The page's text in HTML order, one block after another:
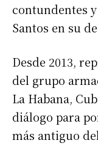
contundentes
Santos en su
Desde 2013,
del grupo
La Habana,
diálogo para
más antiguo